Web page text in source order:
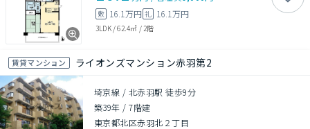
敷 16.1万円 礼 16.1万円
3LDK/62.4㎡ / 2階
賃貸マンション ライオンズマンション赤羽第2
埼京線 / 北赤羽駅 徒歩9分
築39年 /7階建
東京都北区赤羽北２丁目